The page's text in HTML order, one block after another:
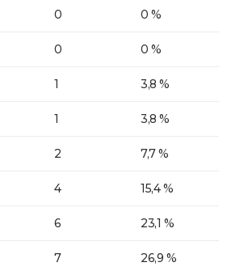
0 0 %
0 0 %
1 3,8 %
1 3,8 %
2 7,7 %
4 15,4 %
6 23,1 %
7 26,9 %